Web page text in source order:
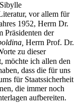
vor allem für
1952, Herrn Dr.
Präsidenten der
Herrn Prof. Dr.
zu dieser
möchte ich allen den
dass die für uns
für Staatssicherheit
die immer noch
aufbereiten.